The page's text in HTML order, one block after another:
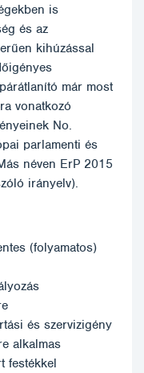
is
és az
kihúzással
már most
vonatkozó
No.
parlamenti és
néven ErP 2015
irányelv).
(folyamatos)
és szervizigény
alkalmas
festékkel